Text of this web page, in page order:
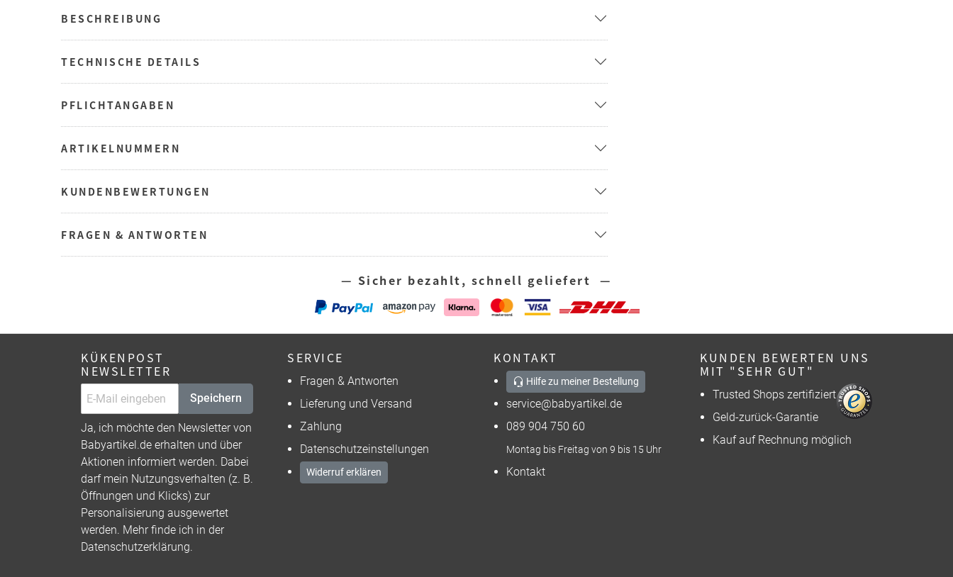
BESCHREIBUNG
TECHNISCHE DETAILS
PFLICHTANGABEN
ARTIKELNUMMERN
KUNDENBEWERTUNGEN
FRAGEN & ANTWORTEN
— Sicher bezahlt, schnell geliefert —
KÜKENPOST
NEWSLETTER
Speichern
Ja, ich möchte den Newsletter von
Babyartikel.de erhalten und über
Aktionen informiert werden. Dabei
darf mein Nutzungsverhalten (z. B.
Öffnungen und Klicks) zur
Personalisierung ausgewertet
werden. Mehr finde ich in der
Datenschutzerklärung.
SERVICE
Fragen & Antworten
Lieferung und Versand
Zahlung
Datenschutzeinstellungen
Widerruf erklären
KONTAKT
Hilfe zu meiner Bestellung
service@babyartikel.de
089 904 750 60
Montag bis Freitag von 9 bis 15 Uhr
Kontakt
KUNDEN BEWERTEN UNS
MIT "SEHR GUT"
Trusted Shops zertifiziert
Geld-zurück-Garantie
Kauf auf Rechnung möglich